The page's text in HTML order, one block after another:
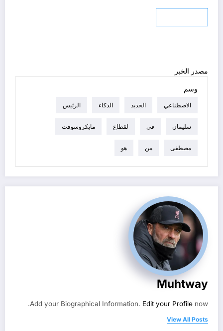
مصدر الخبر
وسم
الاصطناعي الجديد الذكاء الرئيس
سليمان في لقطاع مايكروسوفت
مصطفى من هو
Muhtway
Add your Biographical Information. Edit your Profile now.
View All Posts